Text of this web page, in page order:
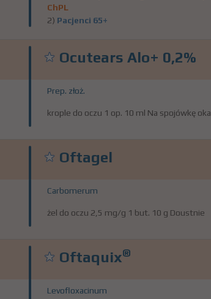
ChPL
2) Pacjenci 65+
Ocutears Alo+ 0,2%
Prep. złoż.
krople do oczu 1 op. 10 ml Na spojówkę oka
Oftagel
Carbomerum
żel do oczu 2,5 mg/g 1 but. 10 g Doustnie
Oftaquix®
Levofloxacinum